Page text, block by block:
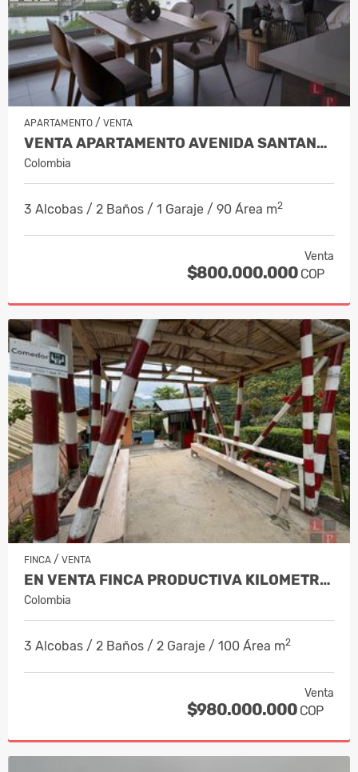
APARTAMENTO / VENTA
VENTA APARTAMENTO AVENIDA SANTANDER,…
Colombia
3 Alcobas / 2 Baños / 1 Garaje / 90 Área m2
Venta
$800.000.000 COP
FINCA / VENTA
EN VENTA FINCA PRODUCTIVA KILOMETRO…
Colombia
3 Alcobas / 2 Baños / 2 Garaje / 100 Área m2
Venta
$980.000.000 COP